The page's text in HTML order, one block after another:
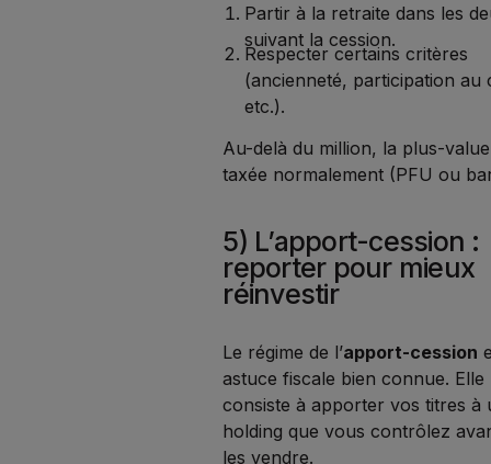
Partir à la retraite dans les
suivant la cession.
Respecter certains critères
(ancienneté, participation au
etc.).
Au-delà du million, la plus-
taxée normalement (PFU ou
5) L’apport-cession :
reporter pour mieux
réinvestir
Le régime de l’apport-cession
astuce fiscale bien connue. Elle
consiste à apporter vos titres à
holding que vous contrôlez
les vendre.